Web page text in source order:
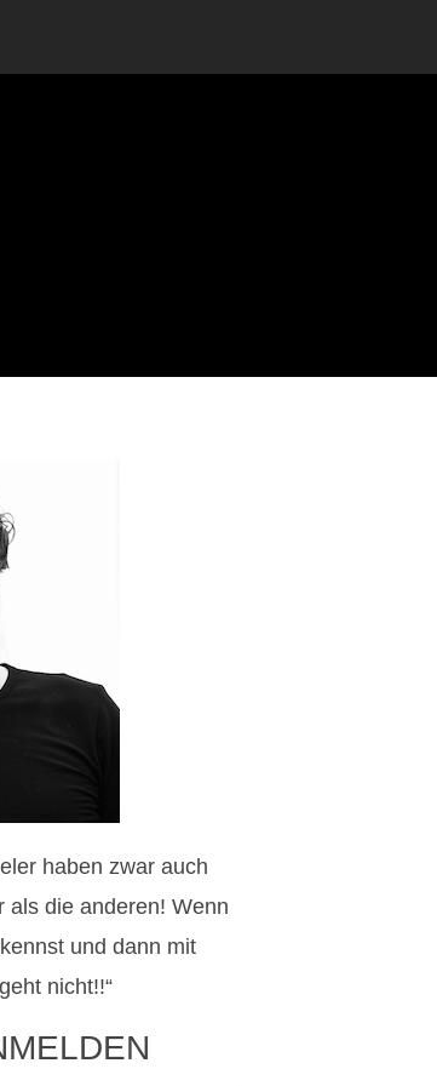
haben zwar auch
als die anderen! Wenn
und dann mit
nicht!!“